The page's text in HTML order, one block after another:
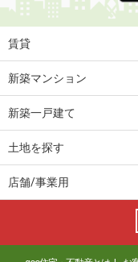
賃貸
新築マンション
新築一戸建て
土地を探す
店舗/事業用